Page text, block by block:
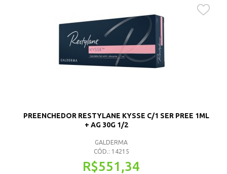
PREENCHEDOR RESTYLANE KYSSE C/1 SER PREE 1ML
+ AG 30G 1/2
GALDERMA
CÓD.: 14215
R$551,34